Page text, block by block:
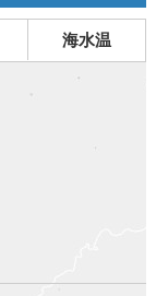
海水温